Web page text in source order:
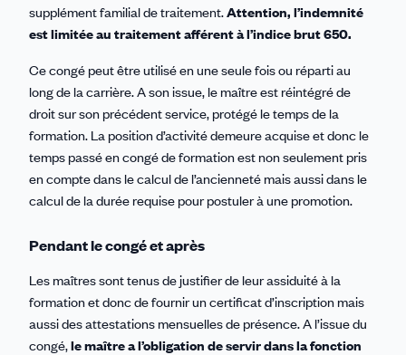
supplément familial de traitement.Attention, l’indemnité
est limitée au traitement afférent à l’indice brut 650.
Ce congé peut être utilisé en une seule fois ou réparti au
long de la carrière. A son issue, le maître est réintégré de
droit sur son précédent service, protégé le temps de la
formation. La position d’activité demeure acquise et donc le
temps passé en congé de formation est non seulement pris
en compte dans le calcul de l’ancienneté mais aussi dans le
calcul de la durée requise pour postuler à une promotion.
Pendant le congé et après
Les maîtres sont tenus de justifier de leur assiduité à la
formation et donc de fournir un certificat d’inscription mais
aussi des attestations mensuelles de présence. A l’issue du
congé,le maître a l’obligation de servir dans la fonction